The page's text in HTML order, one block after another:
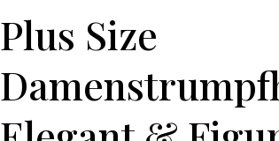
Plus Size